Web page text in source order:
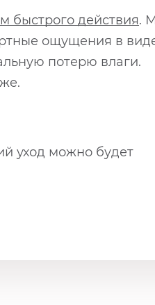
быстрого действия.
ощущения в
потерю влаги.
уход можно будет